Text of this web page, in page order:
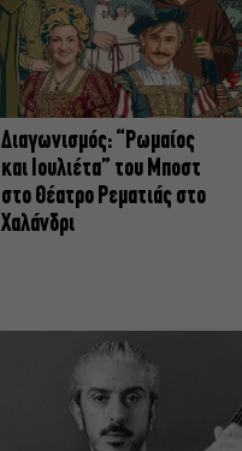
Διαγωνισμός: “Ρωμαίος
και Ιουλιέτα” του Μποστ
στο Θέατρο Ρεματιάς στο
Χαλάνδρι